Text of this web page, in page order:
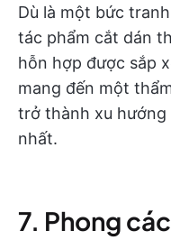
Dù là một bức
tác phẩm cắt dán
hỗn hợp được sắp
mang đến một
trở thành xu
nhất.
7. Phong